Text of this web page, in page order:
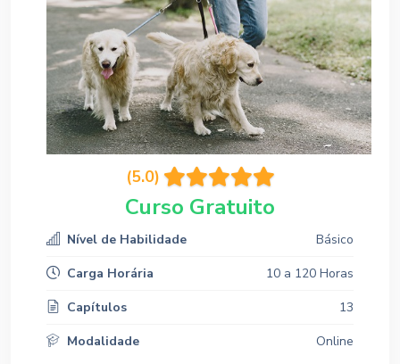
(5.0)
Curso Gratuito
Nível de Habilidade
Básico
Carga Horária
10 a 120 Horas
Capítulos
13
Modalidade
Online